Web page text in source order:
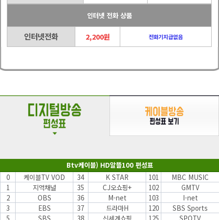
인터넷 전화 상품
인터넷전화 2,200원 전화기지급없음
Btv케이블) HD알뜰100 편성표
0
케이블TV VOD 34 K STAR 101
MBC MUSIC
1
지역채널 35 CJ오쇼핑+ 102
GMTV
2
OBS 36 M-net 103
I-net
3
EBS 37 드라마H 120
SBS Sports